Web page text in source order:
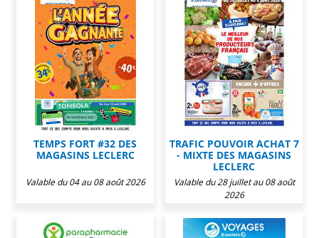
TEMPS FORT #32 DES
MAGASINS LECLERC
Valable du 04 au 08 août 2026
TRAFIC POUVOIR ACHAT 7
- MIXTE DES MAGASINS
LECLERC
Valable du 28 juillet au 08 août
2026